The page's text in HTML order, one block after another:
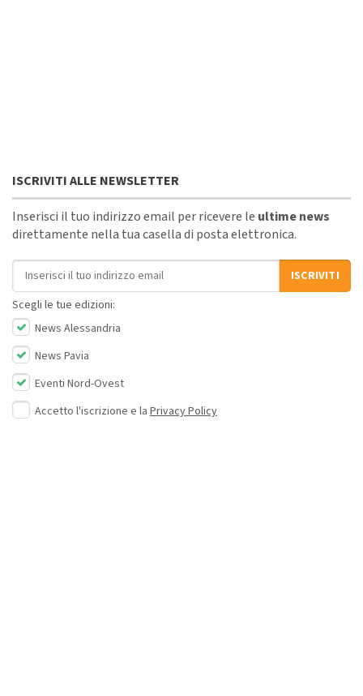
ISCRIVITI ALLE NEWSLETTER
Inserisci il tuo indirizzo email per ricevere le ultime news
direttamente nella tua casella di posta elettronica.
Indirizzo email
ISCRIVITI
Scegli le tue edizioni:
News Alessandria
News Pavia
Eventi Nord-Ovest
Accetto l'iscrizione e la Privacy Policy